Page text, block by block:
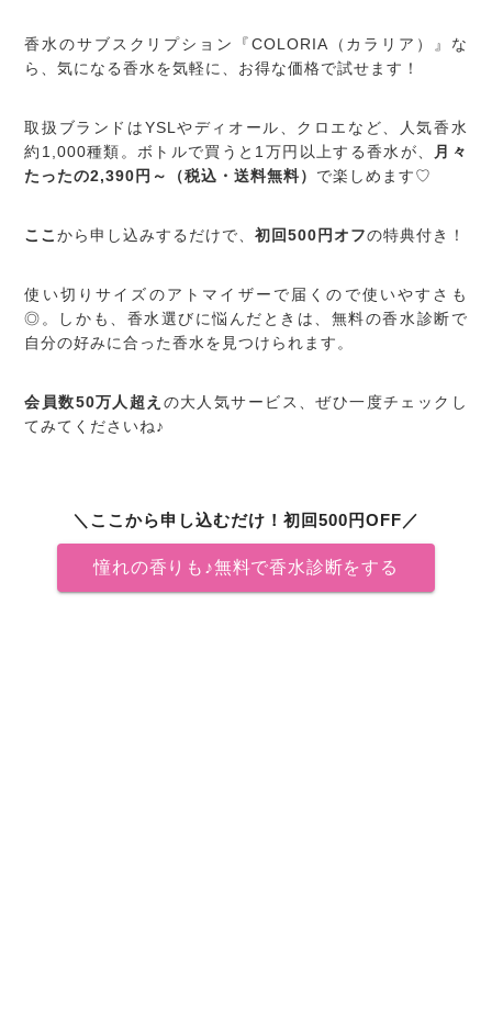
香水のサブスクリプション『COLORIA（カラリア）』な
ら、気になる香水を気軽に、お得な価格で試せます！
取扱ブランドはYSLやディオール、クロエなど、人気香水
約1,000種類。ボトルで買うと1万円以上する香水が、
月々
たったの2,390円～（税込・送料無料） で楽しめます♡
ここから申し込みするだけで、初回500円オフの特典付き！
使い切りサイズのアトマイザーで届くので使いやすさも
◎。しかも、香水選びに悩んだときは、無料の香水診断で
自分の好みに合った香水を見つけられます。
会員数50万人超え の大人気サービス、ぜひ一度チェックし
てみてくださいね♪
＼ここから申し込むだけ！初回500円OFF／
憧れの香りも♪無料で香水診断をする